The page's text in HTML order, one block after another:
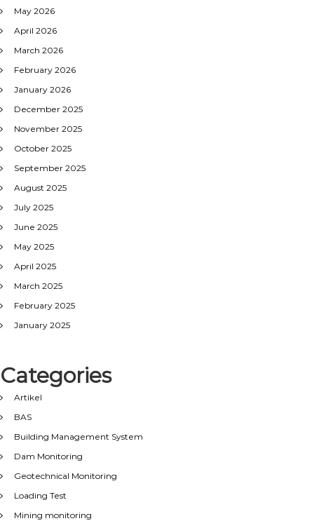
May 2026
April 2026
March 2026
February 2026
January 2026
December 2025
November 2025
October 2025
September 2025
August 2025
July 2025
June 2025
May 2025
April 2025
March 2025
February 2025
January 2025
Categories
Artikel
BAS
Building Management System
Dam Monitoring
Geotechnical Monitoring
Loading Test
Mining monitoring